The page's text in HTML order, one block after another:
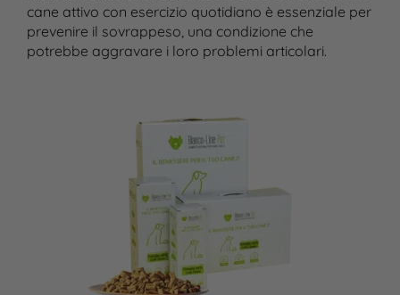
cane attivo con esercizio quotidiano è essenziale per
prevenire il sovrappeso, una condizione che
potrebbe aggravare i loro problemi articolari.